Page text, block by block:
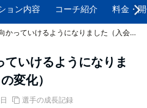
ョン内容 コーチ紹介 料金・
積極的に相手に向かっていけるようになりました（入会から3ヶ月の変化）
いけるようになりま
変化）
選手の成長記録